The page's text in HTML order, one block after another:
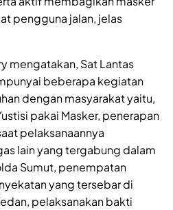
pengguna jalan, jelas
mengatakan, Sat Lantas
beberapa kegiatan
dengan masyarakat yaitu,
pakai Masker, penerapan
pelaksanaannya
lain yang tergabung dalam
Sumut, penempatan
yang tersebar di
pelaksanakan bakti